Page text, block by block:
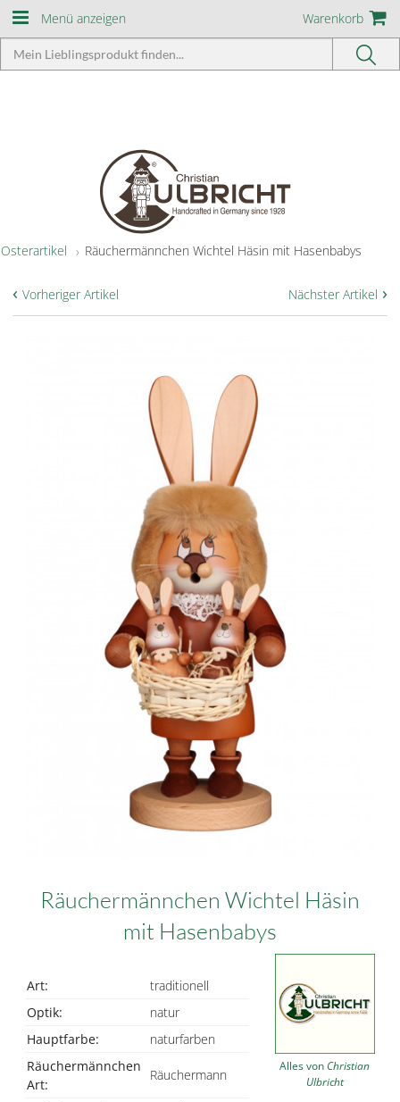
Menü anzeigen Warenkorb
Osterartikel Räuchermännchen Wichtel Häsin mit Hasenbabys
Nächster Artikel ›
‹ Vorheriger Artikel
Räuchermännchen Wichtel Häsin
mit Hasenbabys
Art:
traditionell
Optik:
natur
Hauptfarbe:
naturfarben
Räuchermännchen
Art:
Räuchermann
Alles von Christian
Ulbricht